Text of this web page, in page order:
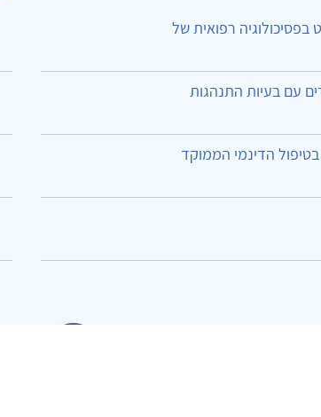
בפסיכולוגיה רפואית של
עם בעיות התנהגות
הדינמי הממוקד